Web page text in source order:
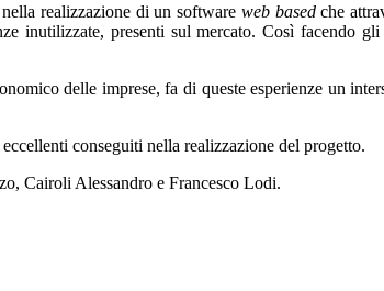
realizzazione di un software web basedche
inutilizzate, presenti sul mercato. Così facendo
delle imprese, fa di queste esperienze un
conseguiti nella realizzazione del progetto.
Cairoli Alessandro e Francesco Lodi.